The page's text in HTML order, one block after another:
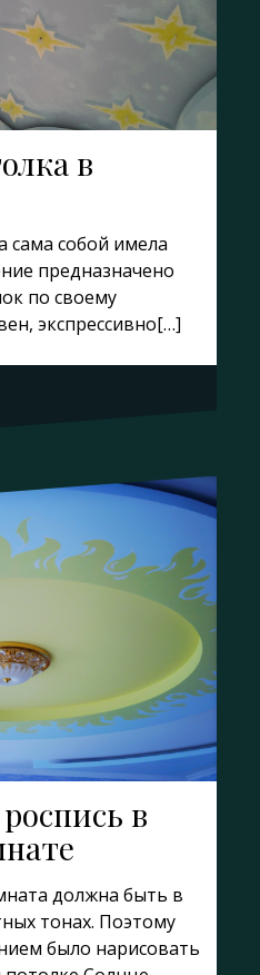
в
сама собой имела
предназначено
по своему
экспрессивно[…]
в
должна быть в
тонах. Поэтому
было нарисовать